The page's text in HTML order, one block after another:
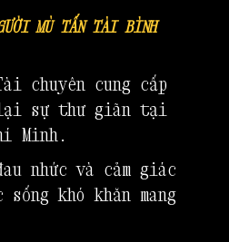
MÙ TẤN TÀI BÌNH
chuyên cung cấp
lại sự thư giãn tại
Minh.
nhức và cảm giác
khó khăn mang